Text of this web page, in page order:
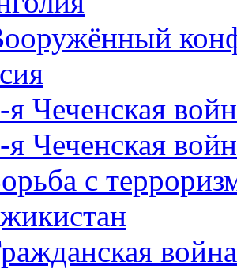
я Чеченская
я Чеченская
с